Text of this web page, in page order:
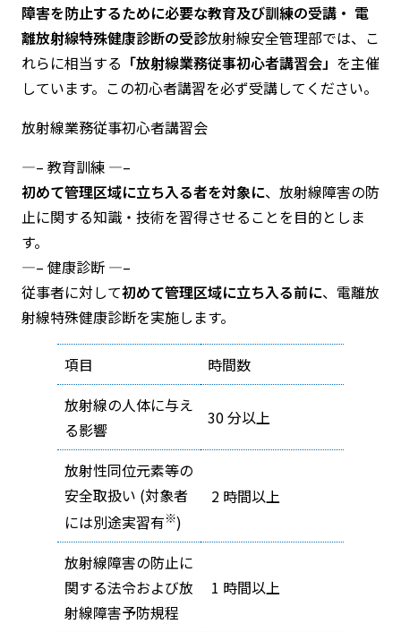
障害を防止するために必要な教育及び訓練の受講 ・ 電
離放射線特殊健康診断の受診放射線安全管理部では、こ
れらに相当する 「放射線業務従事初心者講習会」 を主催
しています。この初心者講習を必ず受講してください。
放射線業務従事初心者講習会
—– 教育訓練 —–
初めて管理区域に立ち入る者を対象に、放射線障害の防
止に関する知識・技術を習得させることを目的としま
す。
—– 健康診断 —–
従事者に対して初めて管理区域に立ち入る前に、電離放
射線特殊健康診断を実施します。
項目
時間数
放射線の人体に与え
る影響
30 分以上
放射性同位元素等の
安全取扱い (対象者
には別途実習有※)
2 時間以上
放射線障害の防止に
関する法令および放
射線障害予防規程
1 時間以上